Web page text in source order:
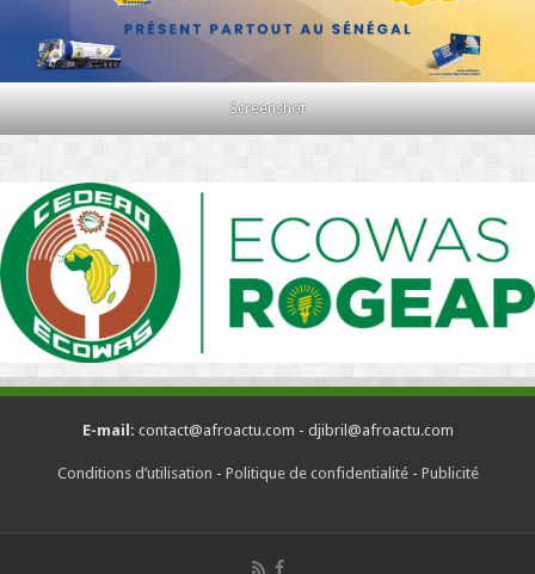
Screenshot
E-mail: contact@afroactu.com - djibril@afroactu.com
Conditions d’utilisation - Politique de confidentialité- Publicité